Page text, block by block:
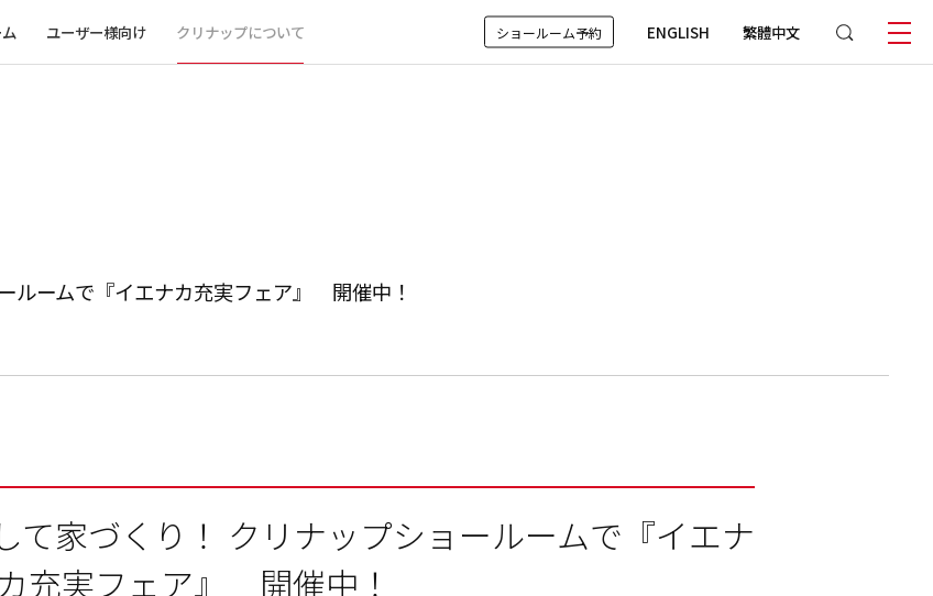
ユーザー様向け クリナップについて ショールーム予約 ENGLISH 繁體中文
ルームで『イエナカ充実フェア』 開催中！
て家づくり！ クリナップショールームで『イエナ
カ充実フェア』 開催中！